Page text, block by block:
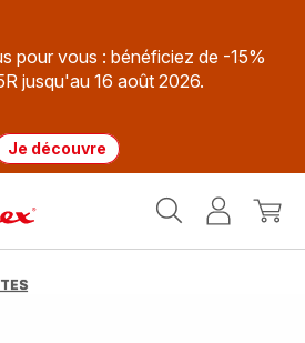
pour vous : bénéficiez de -15%
jusqu'au 16 août 2026.
Je découvre
MonMon